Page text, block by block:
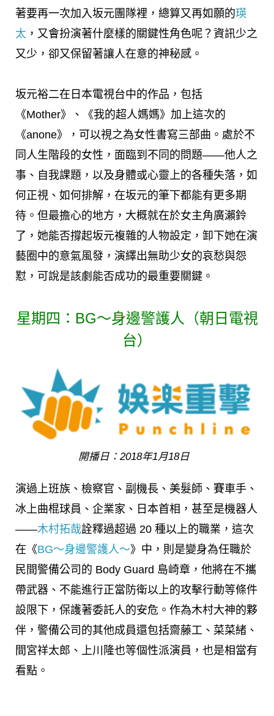
著要再一次加入坂元團隊裡，總算又再如願的瑛
太 ，又會扮演著什麼樣的關鍵性角色呢？資訊少之
又少，卻又保留著讓人在意的神秘感。
坂元裕二在日本電視台中的作品，包括
《Mother》、《我的超人媽媽》加上這次的
《anone》，可以視之為女性書寫三部曲。處於不
同人生階段的女性，面臨到不同的問題——他人之
事、自我課題，以及身體或心靈上的各種失落，如
何正視、如何排解，在坂元的筆下都能有更多期
待。但最擔心的地方，大概就在於女主角廣瀨鈴
了，她能否撐起坂元複雜的人物設定，卸下她在演
藝圈中的意氣風發，演繹出無助少女的哀愁與怨
懟，可說是該劇能否成功的最重要關鍵。
星期四：BG～身邊警護人（朝日電視
台）
開播日：2018年1月18日
演過上班族、檢察官、副機長、美髮師、賽車手、
冰上曲棍球員、企業家、日本首相，甚至是機器人
——木村拓哉詮釋過超過 20 種以上的職業，這次
在《BG～身邊警護人～》中，則是變身為任職於
民間警備公司的 Body Guard 島崎章，他將在不攜
帶武器、不能進行正當防衛以上的攻擊行動等條件
設限下，保護著委託人的安危。作為木村大神的夥
伴，警備公司的其他成員還包括齋藤工、菜菜緒、
間宮祥太郎、上川隆也等個性派演員，也是相當有
看點。